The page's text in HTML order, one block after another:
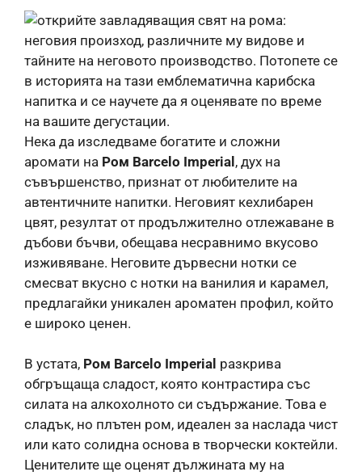
Нека да изследваме богатите и сложни
аромати на Ром Barcelo Imperial, дух на
съвършенство, признат от любителите на
автентичните напитки. Неговият кехлибарен
цвят, резултат от продължително отлежаване в
дъбови бъчви, обещава несравнимо вкусово
изживяване. Неговите дървесни нотки се
смесват вкусно с нотки на ванилия и карамел,
предлагайки уникален ароматен профил, който
е широко ценен.
В устата, Ром Barcelo Imperial разкрива
обгръщаща сладост, която контрастира със
силата на алкохолното си съдържание. Това е
сладък, но плътен ром, идеален за наслада чист
или като солидна основа в творчески коктейли.
Ценителите ще оценят дължината му на